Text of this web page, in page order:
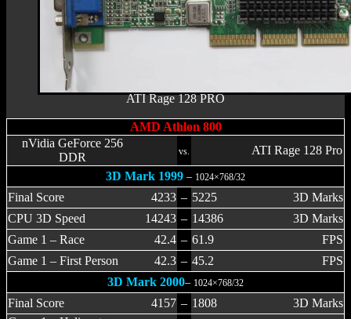
ATI Rage 128 PRO
AMD Athlon 800
nVidia GeForce 256
DDR
vs.
ATI Rage 128 Pro
3D Mark 1999 – 1024×768/32
Final Score 4233 – 5225
3D Marks
CPU 3D Speed
14243 – 14386
3D Marks
Game 1 – Race
42.4 – 61.9
FPS
Game 1 – First Person
42.3 – 45.2
FPS
3D Mark 2000– 1024×768/32
Final Score 4157 – 1808
3D Marks